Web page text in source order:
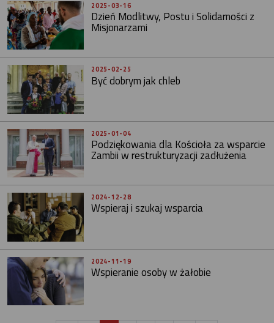
2025-03-16
Dzień Modlitwy, Postu i Solidarności z
Misjonarzami
2025-02-25
Być dobrym jak chleb
2025-01-04
Podziękowania dla Kościoła za wsparcie
Zambii w restrukturyzacji zadłużenia
2024-12-28
Wspieraj i szukaj wsparcia
2024-11-19
Wspieranie osoby w żałobie